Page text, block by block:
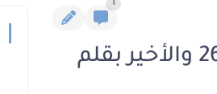
1
رواية عذاب الفارس الفصل السادس والعشرين 26 والأخير بقلم